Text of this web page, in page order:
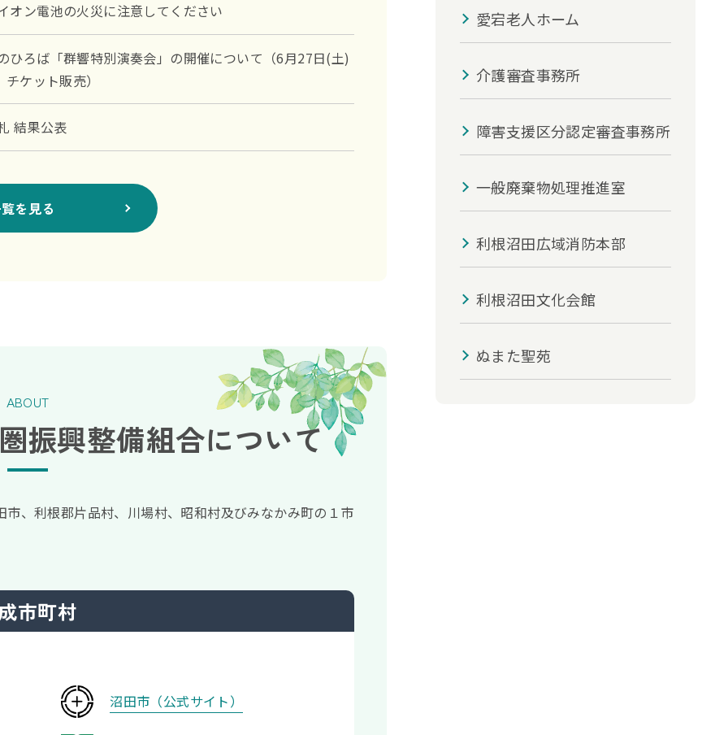
オン電池の火災に注意してください
ひろば「群響特別演奏会」の開催について（6月27日(土)
ケット販売）
結果公表
を見る
ABOUT
振興整備組合について
、利根郡片品村、川場村、昭和村及びみなかみ町の１市
市町村
沼田市（公式サイト）
愛宕老人ホーム
介護審査事務所
障害支援区分認定審査事務所
一般廃棄物処理推進室
利根沼田広域消防本部
利根沼田文化会館
ぬまた聖苑